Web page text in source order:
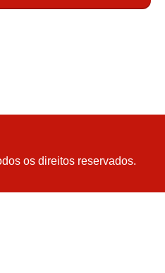
os direitos reservados.